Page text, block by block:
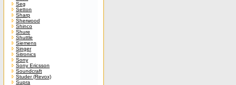
Seg
Setton
Sharp
Sherwood
Shinco
Shure
Shuttle
Siemens
Singer
Sitronics
Sony
Sony Ericsson
Soundcraft
Studer (Revox)
Supra